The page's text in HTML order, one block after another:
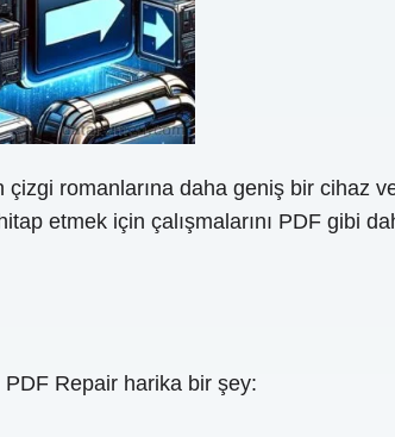
çizgi romanlarına daha geniş bir cihaz
etmek için çalışmalarını PDF gibi
PDF Repair harika bir şey: